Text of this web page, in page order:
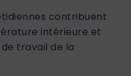
contribuent
intérieure et
travail de la